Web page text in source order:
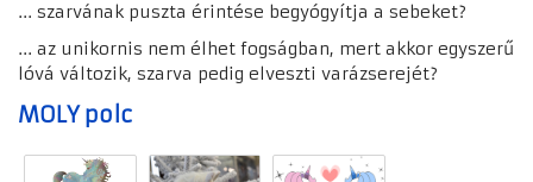
... szarvának puszta érintése begyógyítja a sebeket?
... az unikornis nem élhet fogságban, mert akkor egyszerű
lóvá változik, szarva pedig elveszti varázserejét?
MOLY polc